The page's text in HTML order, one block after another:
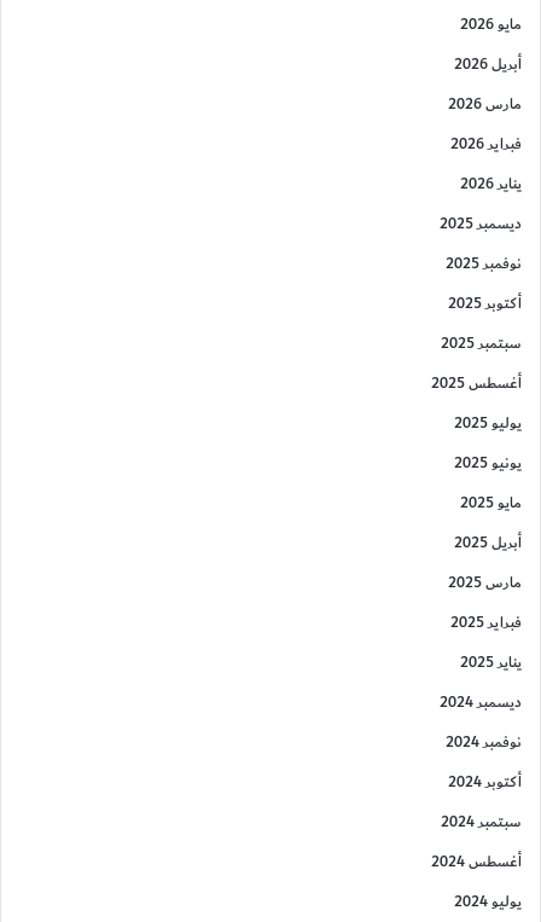
مايو 2026
أبريل 2026
مارس 2026
فبراير 2026
يناير 2026
ديسمبر 2025
نوفمبر 2025
أكتوبر 2025
سبتمبر 2025
أغسطس 2025
يوليو 2025
يونيو 2025
مايو 2025
أبريل 2025
مارس 2025
فبراير 2025
يناير 2025
ديسمبر 2024
نوفمبر 2024
أكتوبر 2024
سبتمبر 2024
أغسطس 2024
يوليو 2024